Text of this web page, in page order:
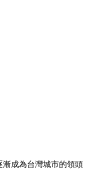
漸成為台灣城市的領頭